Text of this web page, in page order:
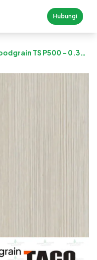
Hubungi
TS P500 – 0.3